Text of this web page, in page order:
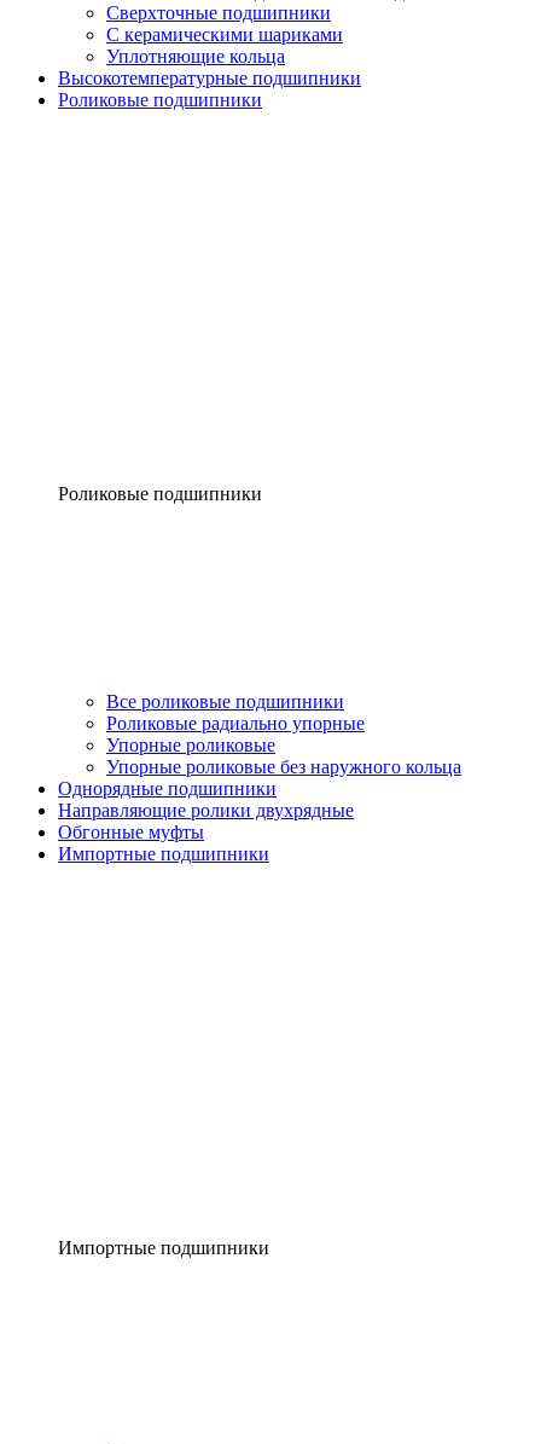
Сверхточные подшипники
С керамическими шариками
Уплотняющие кольца
Высокотемпературные подшипники
Роликовые подшипники
Роликовые подшипники
Все роликовые подшипники
Роликовые радиально упорные
Упорные роликовые
Упорные роликовые без наружного кольца
Однорядные подшипники
Направляющие ролики двухрядные
Обгонные муфты
Импортные подшипники
Импортные подшипники